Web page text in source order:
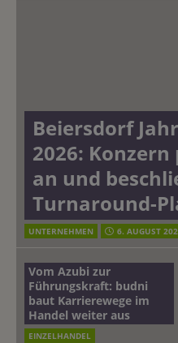
Beiersdorf
2026: Konzern
an und
Turnaround-
UNTERNEHMEN 6. AUGUST
Vom Azubi zur
Führungskraft: budni
baut Karrierewege im
Handel weiter aus
EINZELHANDEL